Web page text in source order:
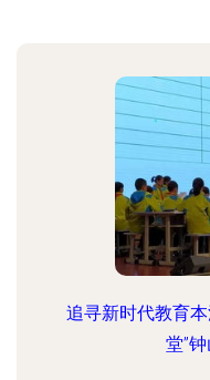
追寻新时代教育
堂”